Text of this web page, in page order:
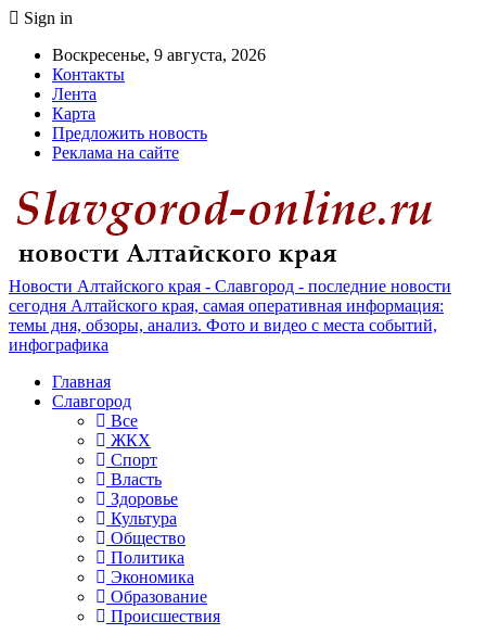
Sign in
Воскресенье, 9 августа, 2026
Контакты
Лента
Карта
Предложить новость
Реклама на сайте
Новости Алтайского края - Славгород - последние новости
сегодня Алтайского края, самая оперативная информация:
темы дня, обзоры, анализ. Фото и видео с места событий,
инфографика
Главная
Славгород
Все
ЖКХ
Спорт
Власть
Здоровье
Культура
Общество
Политика
Экономика
Образование
Происшествия